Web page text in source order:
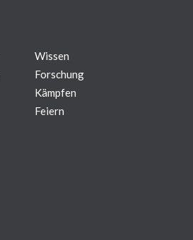
Wissen
Forschung
Kämpfen
Feiern